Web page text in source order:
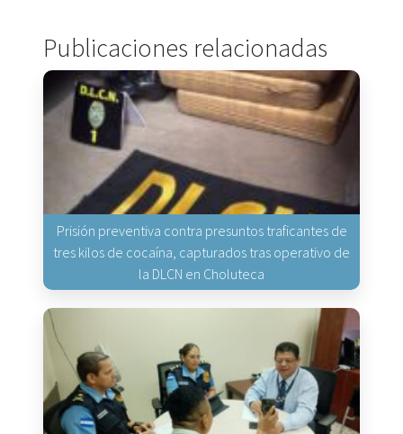
Publicaciones relacionadas
Prisión preventiva contra presuntos traficantes de
tres kilos de cocaína, capturados tras operativo de
la DLCN en Choluteca